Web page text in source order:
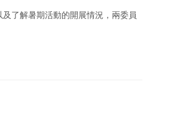
了解暑期活動的開展情況，兩委員